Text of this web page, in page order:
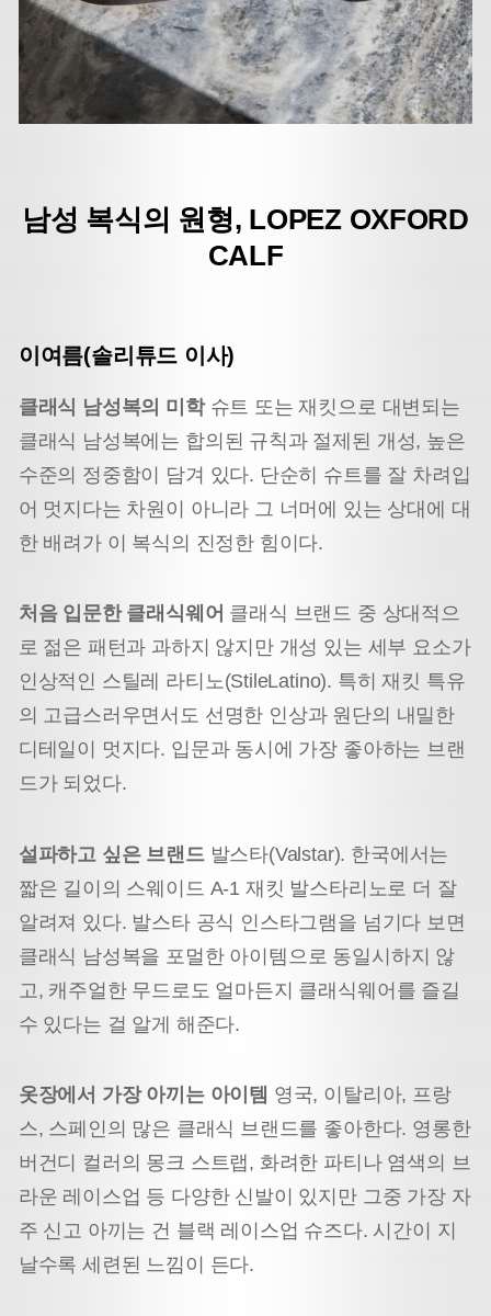
남성 복식의 원형, LOPEZ OXFORD
CALF
이여름(솔리튜드 이사)
클래식 남성복의 미학슈트 또는 재킷으로 대변되는
클래식 남성복에는 합의된 규칙과 절제된 개성, 높은
수준의 정중함이 담겨 있다. 단순히 슈트를 잘 차려입
어 멋지다는 차원이 아니라 그 너머에 있는 상대에 대
한 배려가 이 복식의 진정한 힘이다.
처음 입문한 클래식웨어 클래식 브랜드 중 상대적으
로 젊은 패턴과 과하지 않지만 개성 있는 세부 요소가
인상적인 스틸레 라티노(StileLatino). 특히 재킷 특유
의 고급스러우면서도 선명한 인상과 원단의 내밀한
디테일이 멋지다. 입문과 동시에 가장 좋아하는 브랜
드가 되었다.
설파하고 싶은 브랜드발스타(Valstar). 한국에서는
짧은 길이의 스웨이드 A-1 재킷 발스타리노로 더 잘
알려져 있다. 발스타 공식 인스타그램을 넘기다 보면
클래식 남성복을 포멀한 아이템으로 동일시하지 않
고, 캐주얼한 무드로도 얼마든지 클래식웨어를 즐길
수 있다는 걸 알게 해준다.
옷장에서 가장 아끼는 아이템 영국, 이탈리아, 프랑
스, 스페인의 많은 클래식 브랜드를 좋아한다. 영롱한
버건디 컬러의 몽크 스트랩, 화려한 파티나 염색의 브
라운 레이스업 등 다양한 신발이 있지만 그중 가장 자
주 신고 아끼는 건 블랙 레이스업 슈즈다. 시간이 지
날수록 세련된 느낌이 든다.